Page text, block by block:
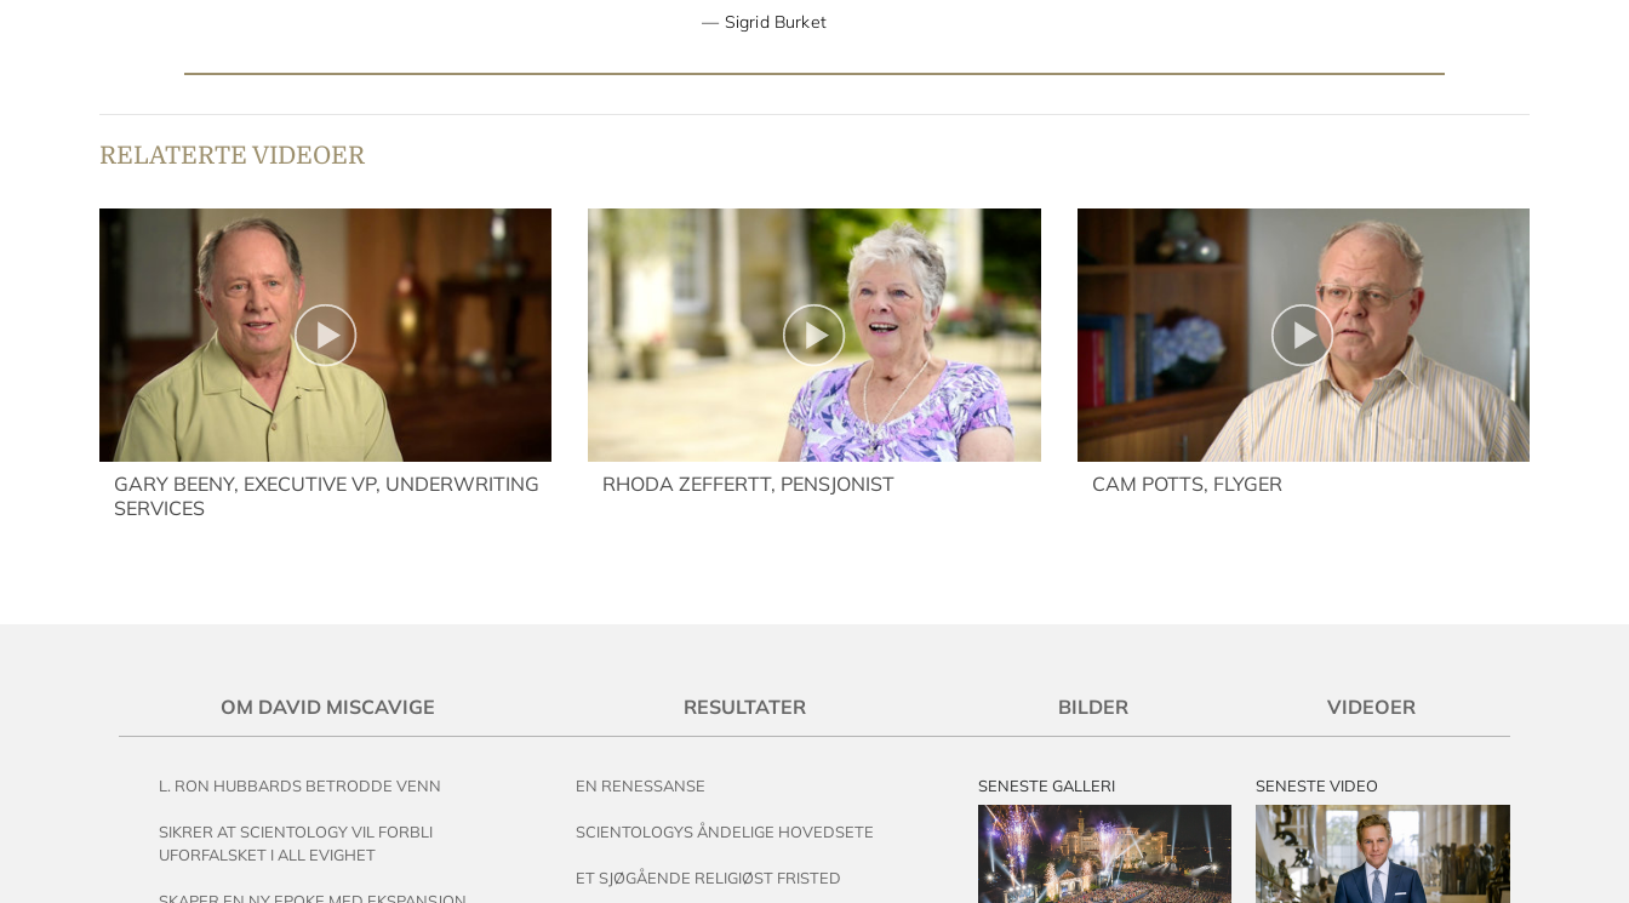
Sigrid Burket
RELATERTE VIDEOER
GARY BEENY, EXECUTIVE VP, UNDERWRITING
SERVICES
RHODA ZEFFERTT, PENSJONIST CAM POTTS, FLYGER
OM DAVID MISCAVIGE
L. RON HUBBARDS BETRODDE VENN
SIKRER AT SCIENTOLOGY VIL FORBLI
UFORFALSKET I ALL EVIGHET
RESULTATER
EN RENESSANSE
SCIENTOLOGYS ÅNDELIGE HOVEDSETE
ET SJØGÅENDE RELIGIØST FRISTED
BILDER
SENESTE GALLERI
VIDEOER
SENESTE VIDEO